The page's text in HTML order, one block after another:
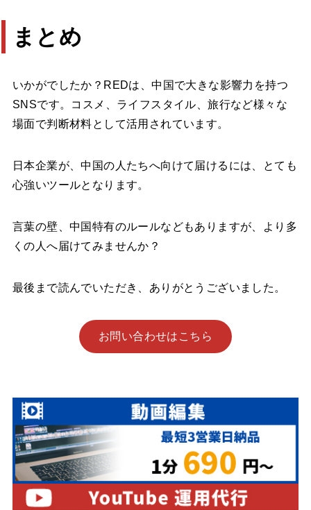
まとめ
いかがでしたか？REDは、中国で大きな影響力を持つ
SNSです。コスメ、ライフスタイル、旅行など様々な
場面で判断材料として活用されています。
日本企業が、中国の人たちへ向けて届けるには、とても
心強いツールとなります。
言葉の壁、中国特有のルールなどもありますが、より多
くの人へ届けてみませんか？
最後まで読んでいただき、ありがとうございました。
お問い合わせはこちら